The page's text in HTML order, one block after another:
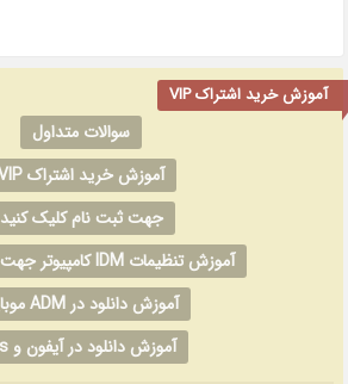
آموزش خرید اشتراک VIP
سوالات متداول
آموزش خرید اشتراک VIP
جهت ثبت نام کلیک کنید
آموزش تنظیمات IDM کامپیوتر جهت دانلود VIP
آموزش دانلود در ADM موبایل
آموزش دانلود در آیفون و ios